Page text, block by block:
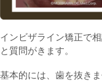
インビザライン矯正で
と質問がきます。
基本的には、歯を抜き